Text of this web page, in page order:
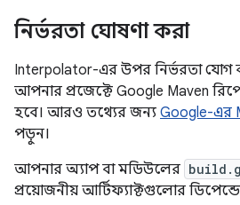
নির্ভরতা ঘোষণা করা
Interpolator-এর উপর নির্ভরতা
আপনার প্রজেক্টে Google Maven
হবে। আরও তথ্যের জন্য Google-এর
পড়ুন।
আপনার অ্যাপ বা মডিউলের
প্রয়োজনীয় আর্টিফ্যাক্টগুলোর